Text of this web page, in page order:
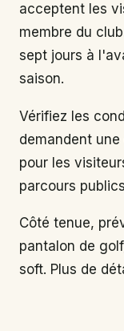
acceptent les
membre du
sept jours à
saison.
Vérifiez les
demandent
pour les
parcours
Côté tenue,
pantalon de
soft. Plus de